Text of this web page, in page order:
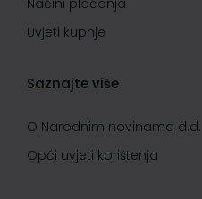
Načini plaćanja
Uvjeti kupnje
Saznajte više
O Narodnim novinama d.d.
Opći uvjeti korištenja